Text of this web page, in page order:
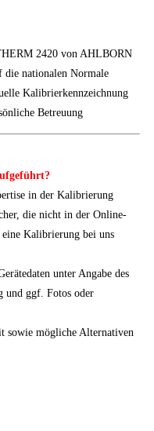
2420 von AHLBORN
die nationalen Normale
Kalibrierkennzeichnung
Betreuung
in der Kalibrierung
die nicht in der Online-
Kalibrierung bei uns
unter Angabe des
und ggf. Fotos oder
sowie mögliche Alternativen